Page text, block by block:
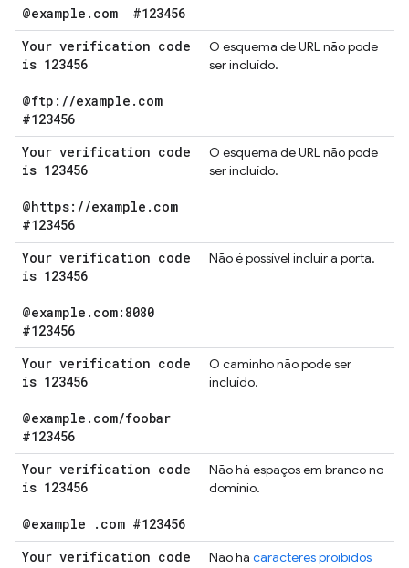
@example . com #123456
Your verification code
is 123456
@ftp: //example . com
#123456
O esquema de URL não pode
ser incluído.
Your verification code
is 123456
@https: //example . com
#123456
O esquema de URL não pode
ser incluído.
Your verification code
is 123456
@example . com:8080
#123456
Não é possível incluir a porta.
Your verification code
is 123456
@example . com/foobar
#123456
O caminho não pode ser
incluído.
Your verification code
is 123456
@example . com #123456
Não há espaços em branco no
domínio.
Your verification code
Não há caracteres proibidos